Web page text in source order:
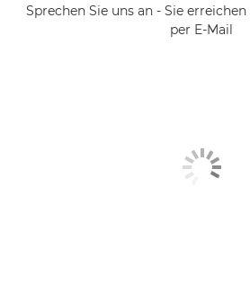
Sprechen Sie uns an - Sie
per E-Mail